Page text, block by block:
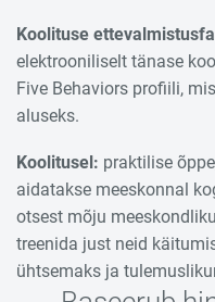
Koolituse
elektrooniliselt tänase
Five Behaviors profiili,
aluseks.
Koolitusel : praktilise
aidatakse meeskonnal
otsest mõju
treenida just neid
ühtsemaks ja